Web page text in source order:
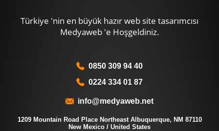
Türkiye 'nin en büyük hazır web site tasarımcısı
Medyaweb 'e Hoşgeldiniz.
0850 309 94 40
0224 334 01 87
info@medyaweb.net
1209 Mountain Road Place Northeast Albuquerque, NM 87110
New Mexico / United States